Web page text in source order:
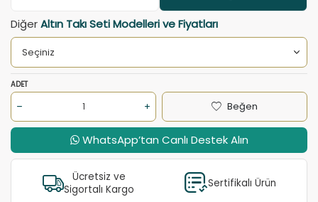
DiğerAltın Takı Seti Modelleri ve Fiyatları
ADET
Beğen
WhatsApp’tan Canlı Destek Alın
Ücretsiz ve
Sigortalı Kargo
Sertifikalı Ürün